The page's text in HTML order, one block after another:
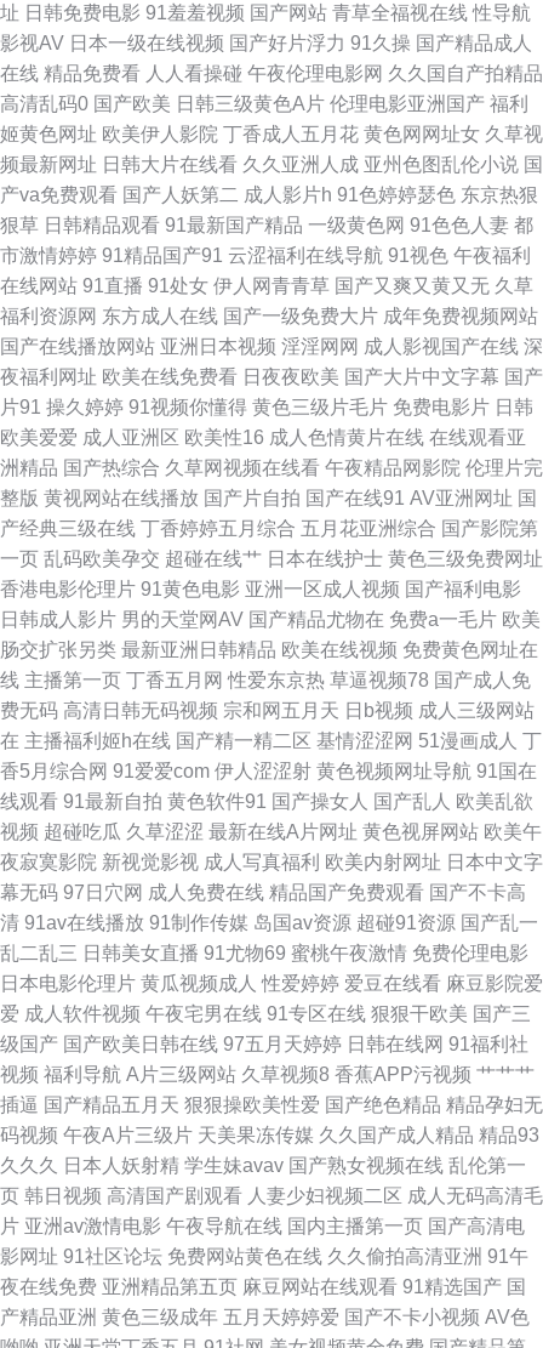
TS网站 福利激情导航 欧美人妖一区 A级无毛 国产毛片AA 四虎午夜福利视频
在线肏屄网 国产精品豆花操逼 久久福利合集 欧美色图最新网址 九九国产精
品 久草久草视频视频 超碰97A片 欧美人与兽A片 国产超碰97 91人妻超碰 日
本有码天堂 99超碰自拍 欧洲操b精品 丁香五月天综合网 老司机亚洲 黄色免
费网站 自拍超碰天天看 91久色女优 韩国操逼视频 91人人妻人人操 日韩不卡
五区 色呦呦官网 女同互相扣逼视频 超碰成人性 99三级伦理片网 日本精品色
色 91人人超碰欧美 国产91传媒视频 日本91网站 偷拍桃花日韩 超碰视干 少
妇超碰在线播放 日本久久性交 www超碰全部 老湿影院体验区 超碰操逼逼 日
韩αV 九一传媒影视传媒 久草视频资源网 韩国AV不卡 狠狠干在线视频 97色
色 超碰人人人妻 日本色情网站 操逼影视豆花社区 51人人超碰 91在钱视频
亚洲福利喷水 无码h片 亚洲淫网 黄污网页在线观看 人妻福利老司机 日本美
女操逼 91豆花成人社区 伊人大香蕉亚洲 超碰丝袜 91尤物网址 亚洲色图P
91sefuo 黑丝福利导航 欧美第一页www 福利AV一区 99热草 精品韩国操逼
91大神调教偷偷 福利视频成人A片 免费的黄色网 91美网站 久久免费二区 肏
屄短视频 国产91视 另类av性爱 日韩123区 婷婷色福利导航 美女被草视频网
址 狼友av影院 AV资源自拍 91在线看看 日韩色情无码 欧美韩性生在线看 欧
美性交CBT
址 日韩免费电影 91羞羞视频 国产网站 青草全福视在线 性导航
影视AV 日本一级在线视频 国产好片浮力 91久操 国产精品成人
在线 精品免费看 人人看操碰 午夜伦理电影网 久久国自产拍精品
高清乱码0 国产欧美 日韩三级黄色A片 伦理电影亚洲国产 福利
姬黄色网址 欧美伊人影院 丁香成人五月花 黄色网网址女 久草视
频最新网址 日韩大片在线看 久久亚洲人成 亚州色图乱伦小说 国
产va免费观看 国产人妖第二 成人影片h 91色婷婷瑟色 东京热狠
狠草 日韩精品观看 91最新国产精品 一级黄色网 91色色人妻 都
市激情婷婷 91精品国产91 云涩福利在线导航 91视色 午夜福利
在线网站 91直播 91处女 伊人网青青草 国产又爽又黄又无 久草
福利资源网 东方成人在线 国产一级免费大片 成年免费视频网站
国产在线播放网站 亚洲日本视频 淫淫网网 成人影视国产在线 深
夜福利网址 欧美在线免费看 日夜夜欧美 国产大片中文字幕 国产
片91 操久婷婷 91视频你懂得 黄色三级片毛片 免费电影片 日韩
欧美爱爱 成人亚洲区 欧美性16 成人色情黄片在线 在线观看亚
洲精品 国产热综合 久草网视频在线看 午夜精品网影院 伦理片完
整版 黄视网站在线播放 国产片自拍 国产在线91 AV亚洲网址 国
产经典三级在线 丁香婷婷五月综合 五月花亚洲综合 国产影院第
一页 乱码欧美孕交 超碰在线艹 日本在线护士 黄色三级免费网址
香港电影伦理片 91黄色电影 亚洲一区成人视频 国产福利电影
日韩成人影片 男的天堂网AV 国产精品尤物在 免费a一毛片 欧美
肠交扩张另类 最新亚洲日韩精品 欧美在线视频 免费黄色网址在
线 主播第一页 丁香五月网 性爱东京热 草逼视频78 国产成人免
费无码 高清日韩无码视频 宗和网五月天 日b视频 成人三级网站
在 主播福利姬h在线 国产精一精二区 基情涩涩网 51漫画成人 丁
香5月综合网 91爱爱com 伊人涩涩射 黄色视频网址导航 91国在
线观看 91最新自拍 黄色软件91 国产操女人 国产乱人 欧美乱欲
视频 超碰吃瓜 久草涩涩 最新在线A片网址 黄色视屏网站 欧美午
夜寂寞影院 新视觉影视 成人写真福利 欧美内射网址 日本中文字
幕无码 97日穴网 成人免费在线 精品国产免费观看 国产不卡高
清 91av在线播放 91制作传媒 岛国av资源 超碰91资源 国产乱一
乱二乱三 日韩美女直播 91尤物69 蜜桃午夜激情 免费伦理电影
日本电影伦理片 黄瓜视频成人 性爱婷婷 爱豆在线看 麻豆影院爱
爱 成人软件视频 午夜宅男在线 91专区在线 狠狠干欧美 国产三
级国产 国产欧美日韩在线 97五月天婷婷 日韩在线网 91福利社
视频 福利导航 A片三级网站 久草视频8 香蕉APP污视频 艹艹艹
插逼 国产精品五月天 狠狠操欧美性爱 国产绝色精品 精品孕妇无
码视频 午夜A片三级片 天美果冻传媒 久久国产成人精品 精品93
久久久
日本人妖射精 学生妹avav 国产熟女视频在线 乱伦第一
页 韩日视频 高清国产剧观看 人妻少妇视频二区 成人无码高清毛
片 亚洲av激情电影 午夜导航在线 国内主播第一页 国产高清电
影网址 91社区论坛 免费网站黄色在线 久久偷拍高清亚洲 91午
夜在线免费 亚洲精品第五页 麻豆网站在线观看 91精选国产 国
产精品亚洲 黄色三级成年 五月天婷婷爱 国产不卡小视频 AV色